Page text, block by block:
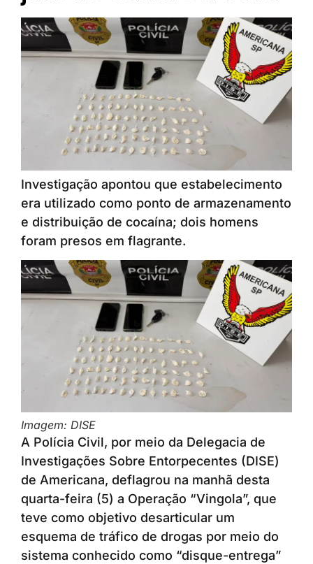
Investigação apontou que estabelecimento
era utilizado como ponto de armazenamento
e distribuição de cocaína; dois homens
foram presos em flagrante.
Imagem: DISE
A Polícia Civil, por meio da Delegacia de
Investigações Sobre Entorpecentes (DISE)
de Americana, deflagrou na manhã desta
quarta-feira (5) a Operação “Vingola”, que
teve como objetivo desarticular um
esquema de tráfico de drogas por meio do
sistema conhecido como “disque-entrega”